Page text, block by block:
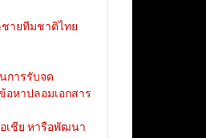
ายทีมชาติไทย
นการรับจด
หาปลอมเอกสาร
เชีย หารือพัฒนา